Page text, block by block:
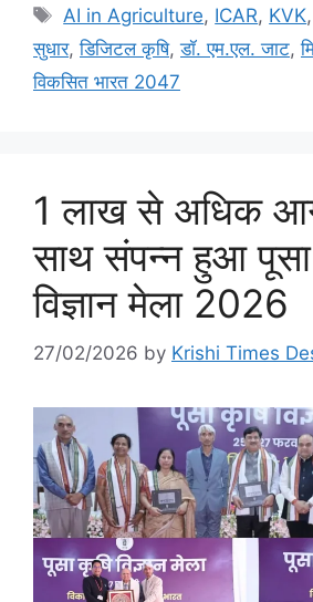
AI in Agriculture, ICAR, KVK
सुधार,डिजिटल कृषि,डॉ. एम.एल. जाट,
विकसित भारत 2047
1 लाख से अधिक
साथ संपन्न हुआ
विज्ञान मेला 2026
27/02/2026 by Krishi Times